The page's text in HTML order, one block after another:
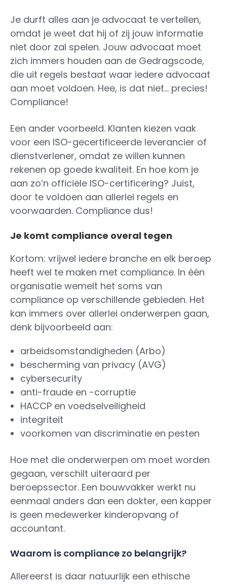
Je durft alles aan je advocaat te vertellen,
omdat je weet dat hij of zij jouw informatie
niet door zal spelen. Jouw advocaat moet
zich immers houden aan de Gedragscode,
die uit regels bestaat waar iedere advocaat
aan moet voldoen. Hee, is dat niet… precies!
Compliance!
Een ander voorbeeld. Klanten kiezen vaak
voor een ISO-gecertificeerde leverancier of
dienstverlener, omdat ze willen kunnen
rekenen op goede kwaliteit. En hoe kom je
aan zo’n officiële ISO-certificering? Juist,
door te voldoen aan allerlei regels en
voorwaarden. Compliance dus!
Je komt compliance overal tegen
Kortom: vrijwel iedere branche en elk beroep
heeft wel te maken met compliance. In één
organisatie wemelt het soms van
compliance op verschillende gebieden. Het
kan immers over allerlei onderwerpen gaan,
denk bijvoorbeeld aan:
arbeidsomstandigheden (Arbo)
bescherming van privacy (AVG)
cybersecurity
anti-fraude en -corruptie
HACCP en voedselveiligheid
integriteit
voorkomen van discriminatie en pesten
Hoe met die onderwerpen om moet worden
gegaan, verschilt uiteraard per
beroepssector. Een bouwvakker werkt nu
eenmaal anders dan een dokter, een kapper
is geen medewerker kinderopvang of
accountant.
Waarom is compliance zo belangrijk?
Allereerst is daar natuurlijk een ethische